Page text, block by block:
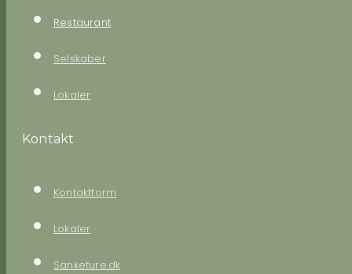
Restaurant
Selskaber
Lokaler
Kontakt
Kontaktform
Lokaler
Sanketure.dk